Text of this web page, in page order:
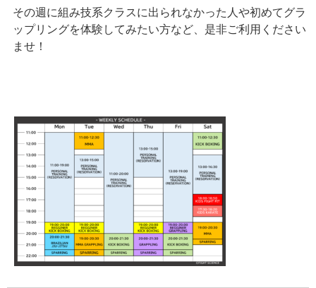
その週に組み技系クラスに出られなかった人や初めてグラ
ップリングを体験してみたい方など、是非ご利用ください
ませ！